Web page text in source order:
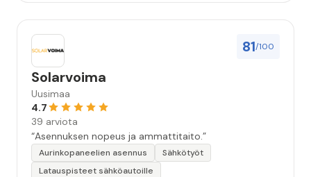
81/100
Solarvoima
Uusimaa
4.7
39 arviota
“Asennuksen nopeus ja ammattitaito.”
Aurinkopaneelien asennus
Sähkötyöt
Latauspisteet sähköautoille